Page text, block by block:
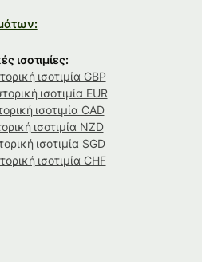
ισοτιμίες:
ισοτιμία GBP
ισοτιμία EUR
ισοτιμία CAD
ισοτιμία NZD
ισοτιμία SGD
ισοτιμία CHF